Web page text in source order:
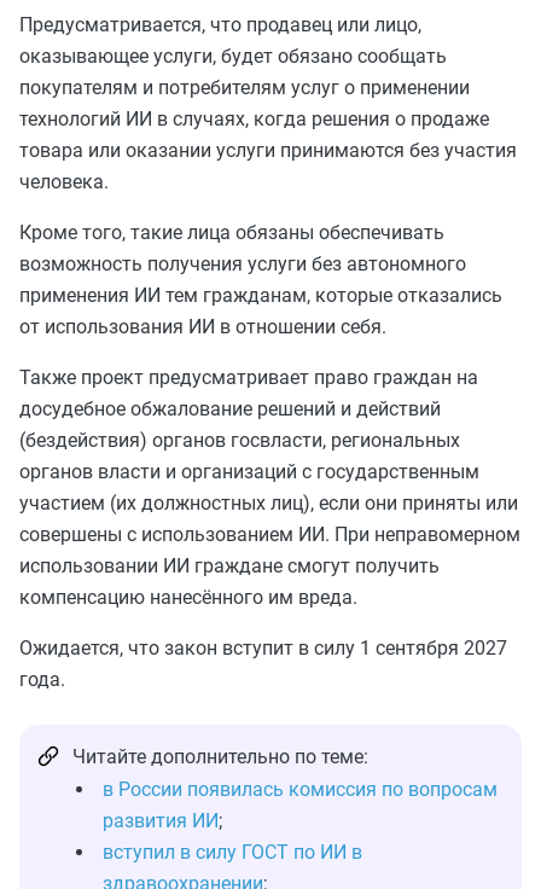
Предусматривается, что продавец или лицо,
оказывающее услуги, будет обязано сообщать
покупателям и потребителям услуг о применении
технологий ИИ в случаях, когда решения о продаже
товара или оказании услуги принимаются без участия
человека.
Кроме того, такие лица обязаны обеспечивать
возможность получения услуги без автономного
применения ИИ тем гражданам, которые отказались
от использования ИИ в отношении себя.
Также проект предусматривает право граждан на
досудебное обжалование решений и действий
(бездействия) органов госвласти, региональных
органов власти и организаций с государственным
участием (их должностных лиц), если они приняты или
совершены с использованием ИИ. При неправомерном
использовании ИИ граждане смогут получить
компенсацию нанесённого им вреда.
Ожидается, что закон вступит в силу 1 сентября 2027
года.
Читайте дополнительно по теме:
в России появилась комиссия по вопросам
развития ИИ;
вступил в силу ГОСТ по ИИ в
здравоохранении;